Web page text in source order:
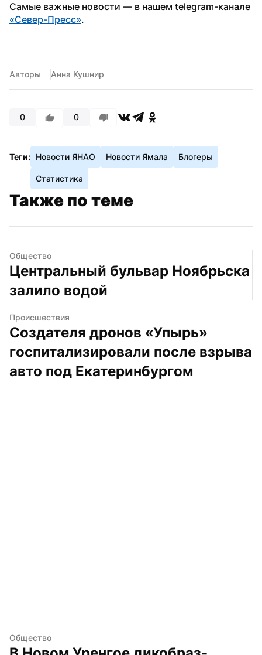
«Север-Пресс».
Авторы Анна Кушнир
0 0
Теги: Новости ЯНАО Новости Ямала Блогеры
Статистика
Также по теме
Общество
Центральный бульвар Ноябрьска
залило водой
Происшествия
Создателя дронов «Упырь»
госпитализировали после взрыва
авто под Екатеринбургом
Общество